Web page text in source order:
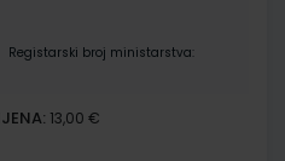
Registarski broj ministarstva:
13,00 €